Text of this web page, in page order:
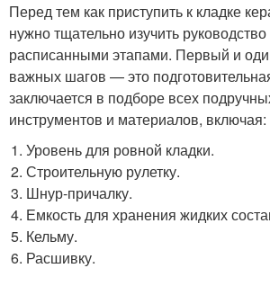
Перед тем как приступить к кладке
нужно тщательно изучить
расписанными этапами. Первый и
важных шагов — это
заключается в подборе всех
инструментов и материалов, включая:
Уровень для ровной кладки.
Строительную рулетку.
Шнур-причалку.
Емкость для хранения жидких
Кельму.
Расшивку.